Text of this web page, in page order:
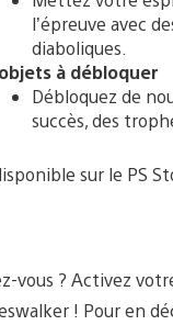
l’épreuve avec
diaboliques.
à débloquer
Débloquez de
succès, des
sur le PS
vous ? Activez
! Pour en